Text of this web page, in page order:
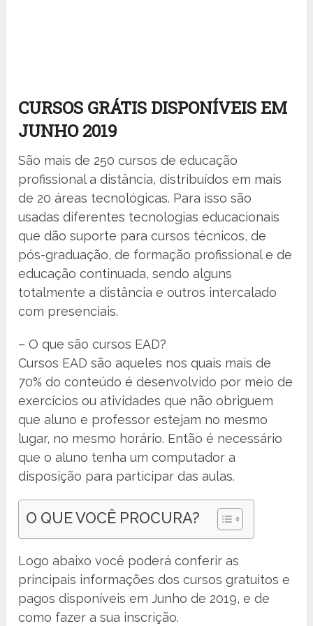
CURSOS GRÁTIS DISPONÍVEIS EM
JUNHO 2019
São mais de 250 cursos de educação
profissional a distância, distribuídos em mais
de 20 áreas tecnológicas. Para isso são
usadas diferentes tecnologias educacionais
que dão suporte para cursos técnicos, de
pós-graduação, de formação profissional e de
educação continuada, sendo alguns
totalmente a distância e outros intercalado
com presenciais.
– O que são cursos EAD?
Cursos EAD são aqueles nos quais mais de
70% do conteúdo é desenvolvido por meio de
exercícios ou atividades que não obriguem
que aluno e professor estejam no mesmo
lugar, no mesmo horário. Então é necessário
que o aluno tenha um computador a
disposição para participar das aulas.
O QUE VOCÊ PROCURA?
Logo abaixo você poderá conferir as
principais informações dos cursos gratuitos e
pagos disponíveis em Junho de 2019, e de
como fazer a sua inscrição.